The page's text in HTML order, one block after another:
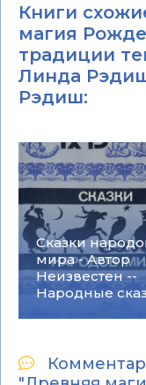
Книги
магия
традиции
Линда
Рэдиш:
Сказки
мира - Автор
Неизвестен --
Народные